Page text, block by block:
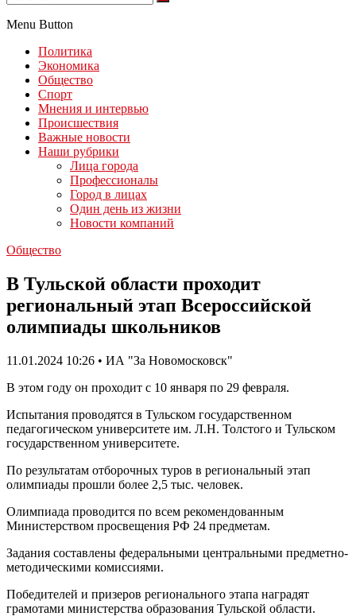
Menu Button
Политика
Экономика
Общество
Спорт
Мнения и интервью
Происшествия
Важные новости
Наши рубрики
Лица города
Профессионалы
Город в лицах
Один день из жизни
Новости компаний
Общество
В Тульской области проходит
региональный этап Всероссийской
олимпиады школьников
11.01.2024 10:26 • ИА "За Новомосковск"
В этом году он проходит с 10 января по 29 февраля.
Испытания проводятся в Тульском государственном
педагогическом университете им. Л.Н. Толстого и Тульском
государственном университете.
По результатам отборочных туров в региональный этап
олимпиады прошли более 2,5 тыс. человек.
Олимпиада проводится по всем рекомендованным
Министерством просвещения РФ 24 предметам.
Задания составлены федеральными центральными предметно-
методическими комиссиями.
Победителей и призеров регионального этапа наградят
грамотами министерства образования Тульской области.